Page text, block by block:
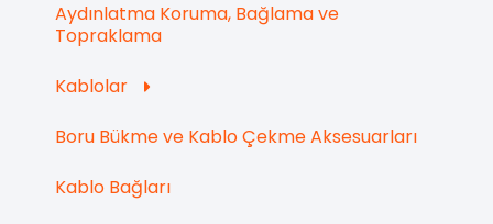
Aydınlatma Koruma, Bağlama ve
Topraklama
Kablolar
Boru Bükme ve Kablo Çekme Aksesuarları
Kablo Bağları